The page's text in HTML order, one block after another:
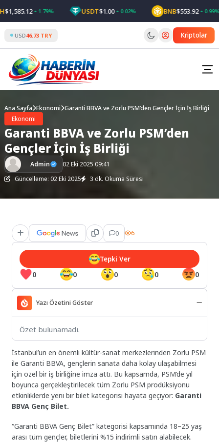
to
content
1.79% USDT$1.00 0.02% BNB$553.92 0.99%
USD46.73 TRY Kriptolar
Ana Sayfa Ekonomi Garanti BBVA ve Zorlu PSM’den Gençler İçin İş Birliği
Ekonomi
Garanti BBVA ve Zorlu PSM’den
Gençler İçin İş Birliği
Admin
02 Eki 2025 09:41
Güncelleme: 02 Eki 2025
3 dk. Okuma Süresi
0 6
0 0 0 0 0
Tepki Ver
Yazı Özetini Göster
Özet bulunamadı.
İstanbul’un en önemli kültür-sanat merkezlerinden Zorlu PSM
ile Garanti BBVA, gençlerin sanata daha kolay ulaşabilmesi
için özel bir iş birliğine imza attı. Bu kapsamda, PSM’de yıl
boyunca gerçekleştirilecek tüm Zorlu PSM prodüksiyonu
etkinliklerde yeni bir bilet kategorisi hayata geçiyor: Garanti
BBVA Genç Bilet.
“Garanti BBVA Genç Bilet” kategorisi kapsamında 18–25 yaş
arası tüm gençler, biletlerini %15 indirimli satın alabilecek.